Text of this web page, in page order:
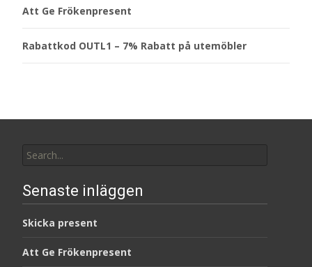
Att Ge Frökenpresent
Rabattkod OUTL1 – 7% Rabatt på utemöbler
for:
Senaste inläggen
Skicka present
Att Ge Frökenpresent